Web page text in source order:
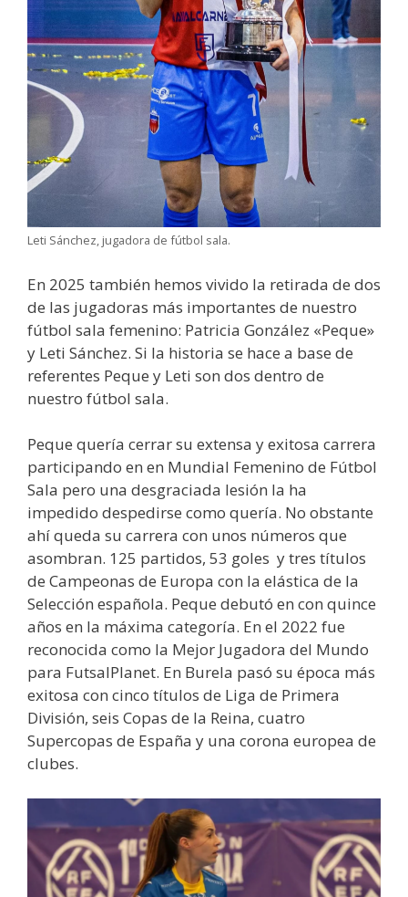
Leti Sánchez, jugadora de fútbol sala.
En 2025 también hemos vivido la retirada de dos
de las jugadoras más importantes de nuestro
fútbol sala femenino: Patricia González «Peque»
y Leti Sánchez. Si la historia se hace a base de
referentes Peque y Leti son dos dentro de
nuestro fútbol sala.
Peque quería cerrar su extensa y exitosa carrera
participando en en Mundial Femenino de Fútbol
Sala pero una desgraciada lesión la ha
impedido despedirse como quería. No obstante
ahí queda su carrera con unos números que
asombran. 125 partidos, 53 goles y tres títulos
de Campeonas de Europa con la elástica de la
Selección española. Peque debutó en con quince
años en la máxima categoría. En el 2022 fue
reconocida como la Mejor Jugadora del Mundo
para FutsalPlanet. En Burela pasó su época más
exitosa con cinco títulos de Liga de Primera
División, seis Copas de la Reina, cuatro
Supercopas de España y una corona europea de
clubes.